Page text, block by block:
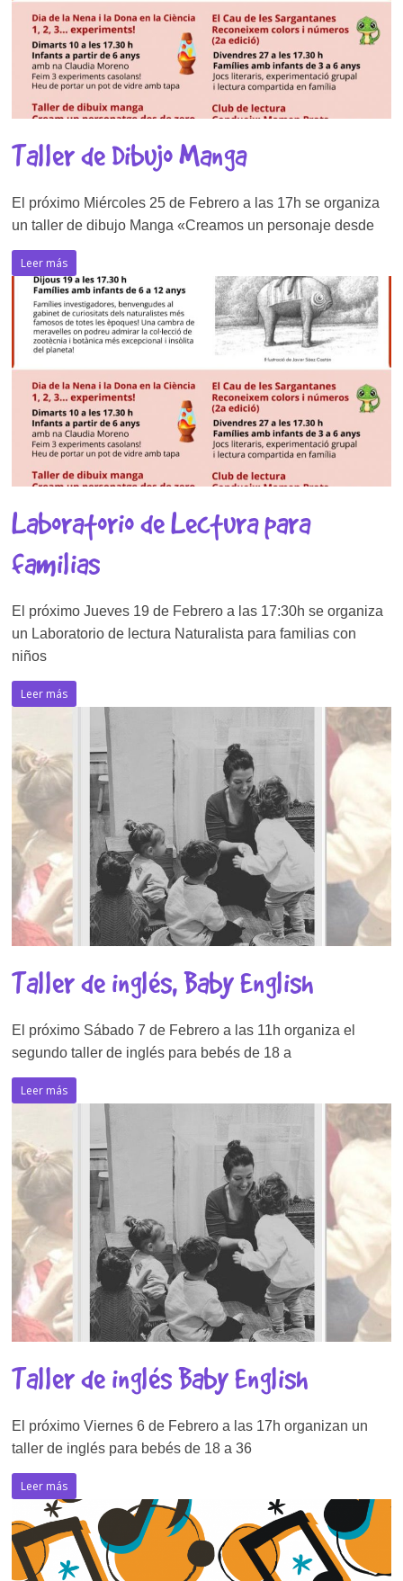
Taller de Dibujo Manga
El próximo Miércoles 25 de Febrero a las 17h se organiza
un taller de dibujo Manga «Creamos un personaje desde
Leer más
Laboratorio de Lectura para
familias
El próximo Jueves 19 de Febrero a las 17:30h se organiza
un Laboratorio de lectura Naturalista para familias con
niños
Leer más
Taller de inglés, Baby English
El próximo Sábado 7 de Febrero a las 11h organiza el
segundo taller de inglés para bebés de 18 a
Leer más
Taller de inglés Baby English
El próximo Viernes 6 de Febrero a las 17h organizan un
taller de inglés para bebés de 18 a 36
Leer más